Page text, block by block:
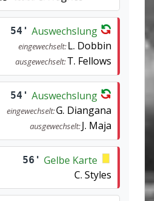
54' Auswechslung
eingewechselt:L. Dobbin
ausgewechselt:T. Fellows
54' Auswechslung
eingewechselt:G. Diangana
ausgewechselt:J. Maja
56' Gelbe Karte
C. Styles